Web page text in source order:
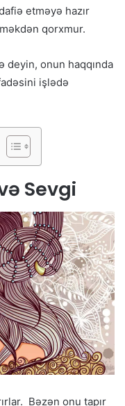
etməyə hazır
qorxmur.
deyin, onun haqqında
işlədə
Sevgi
Bəzən onu tapır